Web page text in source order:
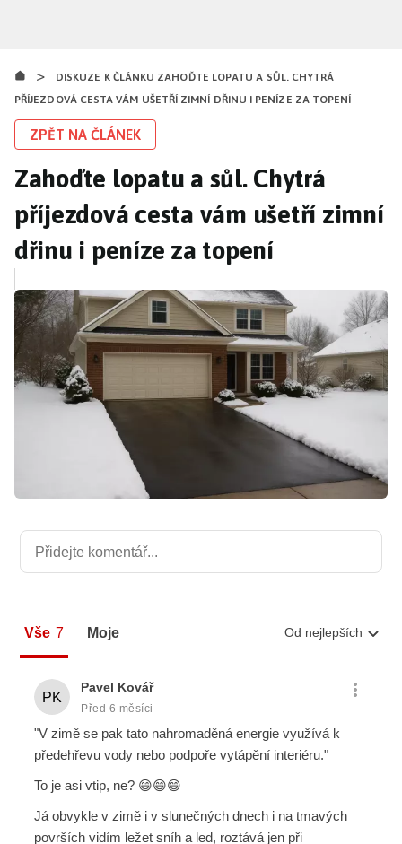
obsahu
>
DISKUZE K ČLÁNKU ZAHOĎTE LOPATU A SŮL. CHYTRÁ
PŘÍJEZDOVÁ CESTA VÁM UŠETŘÍ ZIMNÍ DŘINU I PENÍZE ZA TOPENÍ
ZPĚT NA ČLÁNEK
Zahoďte lopatu a sůl. Chytrá
příjezdová cesta vám ušetří zimní
dřinu i peníze za topení